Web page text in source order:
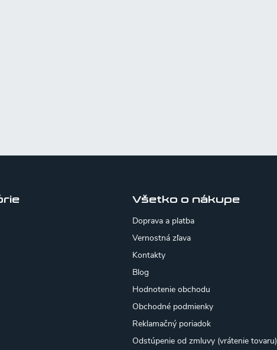
Všetko o nákupe
Doprava a platba
Vernostná zľava
Kontakty
Blog
Hodnotenie obchodu
Obchodné podmienky
Reklamačný poriadok
Odstúpenie od zmluvy (vrátenie tovaru)